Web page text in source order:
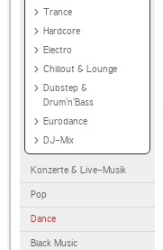
Trance
Hardcore
Electro
Chillout & Lounge
Dubstep &
Drum'n'Bass
Eurodance
DJ-Mix
Konzerte & Live-Musik
Pop
Dance
Black Music